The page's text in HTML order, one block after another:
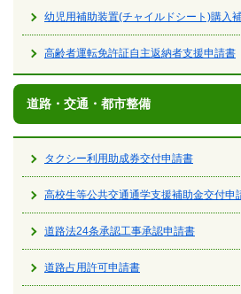
幼児用補助装置(チャイルドシート)購入
高齢者運転免許証自主返納者支援申請書
道路・交通・都市整備
タクシー利用助成券交付申請書
高校生等公共交通通学支援補助金交付申
道路法24条承認工事承認申請書
道路占用許可申請書